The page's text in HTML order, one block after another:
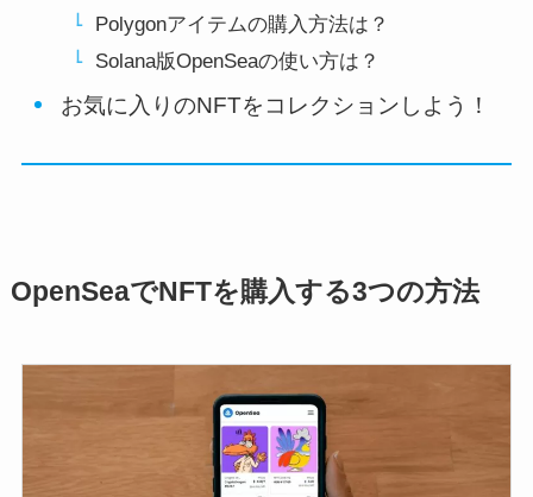
Polygonアイテムの購入方法は？
Solana版OpenSeaの使い方は？
お気に入りのNFTをコレクションしよう！
OpenSeaでNFTを購入する3つの方法